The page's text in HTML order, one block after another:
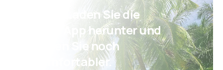
Psst! Laden Sie die
eSky App herunter und
reisen Sie noch
komfortabler.